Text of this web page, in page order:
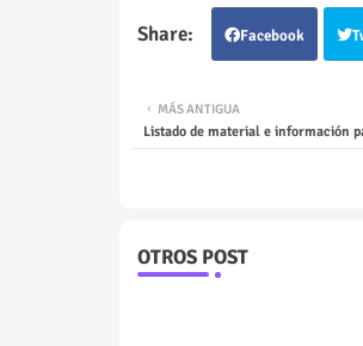
Facebook
MÁS ANTIGUA
Listado de material e información
OTROS POST